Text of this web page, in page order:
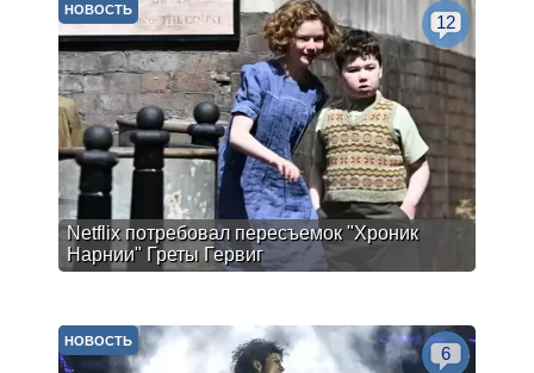
Netflix потребовал пересъемок "Хроник
Нарнии" Греты Гервиг
НОВОСТЬ
12
НОВОСТЬ
6